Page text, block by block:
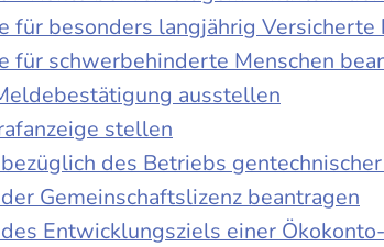
für besonders langjährig Versicherte
für schwerbehinderte Menschen
ausstellen
stellen
des Betriebs
Gemeinschaftslizenz beantragen
Entwicklungsziels einer